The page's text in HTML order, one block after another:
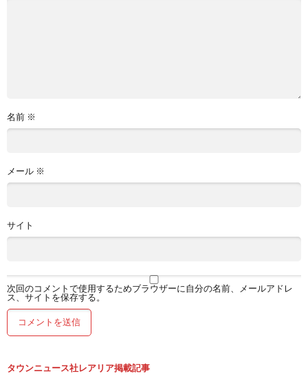
名前 ※
メール ※
サイト
次回のコメントで使用するためブラウザーに自分の名前、メールアドレ
ス、サイトを保存する。
タウンニュース社レアリア掲載記事